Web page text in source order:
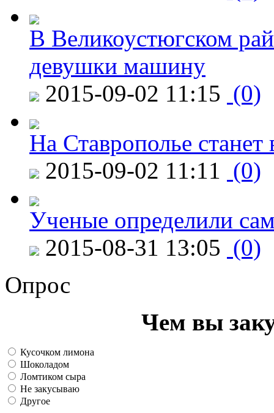
В Великоустюгском
девушки машину
2015-09-02 11:15 (0)
На Ставрополье
2015-09-02 11:11 (0)
Ученые определили
2015-08-31 13:05 (0)
Опрос
Чем вы
Кусочком лимона
Шоколадом
Ломтиком сыра
Не закусываю
Другое